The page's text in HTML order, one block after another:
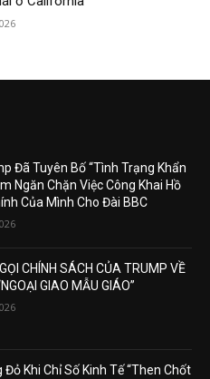
Đã Tuyên Bố “Tình Trạng Khẩn
Ngăn Chặn Việc Công Khai Hồ
Của Mình Cho Đài BBC
CHÍNH SÁCH CỦA TRUMP VỀ
GIAO MẪU GIÁO”
Đỏ Khi Chỉ Số Kinh Tế “Then Chốt